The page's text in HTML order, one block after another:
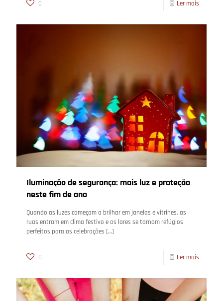
0 Ler mais
Iluminação de segurança: mais luz e proteção
neste fim de ano
Quando as luzes começam a brilhar em janelas e vitrines, as
ruas entram em clima festivo e os lares se tornam refúgios
perfeitos para as celebrações […]
0 Ler mais